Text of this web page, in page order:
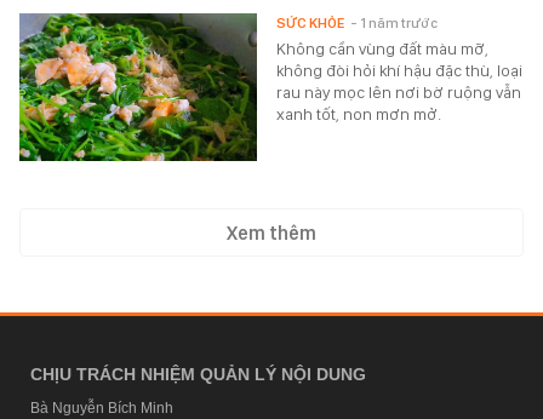
Không cần vùng đất màu mỡ,
không đòi hỏi khí hậu đặc thù, loại
rau này mọc lên nơi bờ ruộng vẫn
xanh tốt, non mơn mở.
SỨC KHỎE - 1 năm trước
Xem thêm
CHỊU TRÁCH NHIỆM QUẢN LÝ NỘI DUNG
Bà Nguyễn Bích Minh